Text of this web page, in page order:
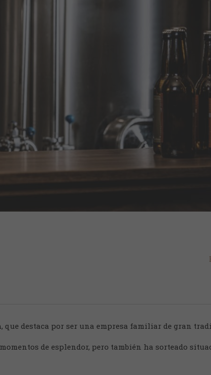
, que destaca por ser una empresa familiar de gran
de esplendor, pero también ha sorteado